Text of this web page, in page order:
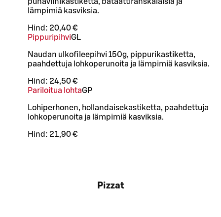
lämpimiä kasviksia.
Hind: 20,40 €
PippuripihviGL
Naudan ulkofileepihvi 150g, pippurikastiketta,
paahdettuja lohkoperunoita ja lämpimiä kasviksia.
Hind: 24,50 €
Pariloitua lohtaGP
Lohiperhonen, hollandaisekastiketta, paahdettuja
lohkoperunoita ja lämpimiä kasviksia.
Hind: 21,90 €
Pizzat